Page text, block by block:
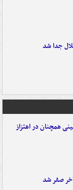
جدا شد
همچنان در اهتزاز
صفر شد